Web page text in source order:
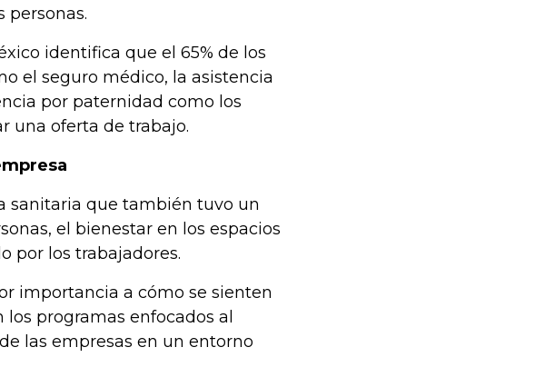
personas.
identifica que el 65% de los
el seguro médico, la asistencia
por paternidad como los
una oferta de trabajo.
sanitaria que también tuvo un
el bienestar en los espacios
por los trabajadores.
importancia a cómo se sienten
programas enfocados al
las empresas en un entorno